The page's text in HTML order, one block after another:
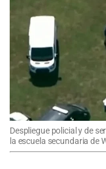
Despliegue policial y de
la escuela secundaria de